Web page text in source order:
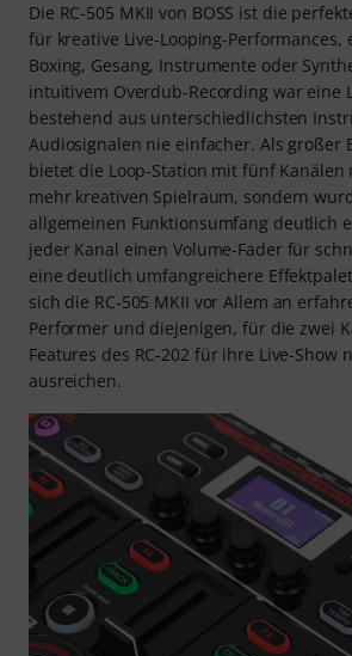
Die RC-505 MKII von BOSS ist die
für kreative Live-Looping-Performances,
Boxing, Gesang, Instrumente oder
intuitivem Overdub-Recording war eine
bestehend aus unterschiedlichsten
Audiosignalen nie einfacher. Als großer
bietet die Loop-Station mit fünf
mehr kreativen Spielraum, sondern
allgemeinen Funktionsumfang deutlich
jeder Kanal einen Volume-Fader für
eine deutlich umfangreichere
sich die RC-505 MKII vor Allem an
Performer und diejenigen, für die zwei
Features des RC-202 für ihre Live-Show
ausreichen.